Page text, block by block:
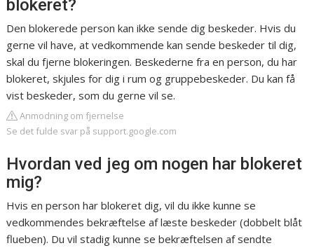
blokeret?
Den blokerede person kan ikke sende dig beskeder. Hvis du
gerne vil have, at vedkommende kan sende beskeder til dig,
skal du fjerne blokeringen. Beskederne fra en person, du har
blokeret, skjules for dig i rum og gruppebeskeder. Du kan få
vist beskeder, som du gerne vil se.
Anmodning om fjernelse
Se det fulde svar på support.google.com
Hvordan ved jeg om nogen har blokeret
mig?
Hvis en person har blokeret dig, vil du ikke kunne se
vedkommendes bekræftelse af læste beskeder (dobbelt blåt
flueben). Du vil stadig kunne se bekræftelsen af sendte